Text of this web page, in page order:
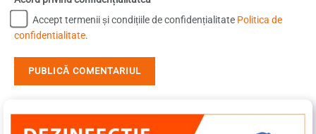
Accept termenii și condițiile de confidențialitate Politica de
confidentialitate.